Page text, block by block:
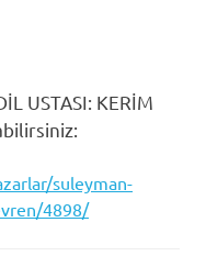
USTASI: KERİM
suleyman-
4898/